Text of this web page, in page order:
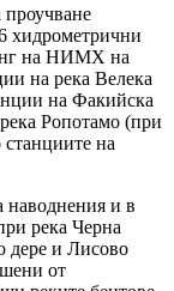
проучване
хидрометрични
на НИМХ на
на река Велека
на Факийска
Ропотамо (при
на
наводнения и в
река Черна
дере и Лисово
от